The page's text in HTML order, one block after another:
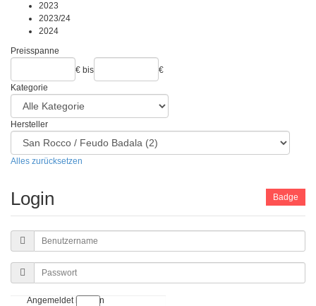
2023
2023/24
2024
Preisspanne
€ bis
€
Kategorie
Hersteller
Alles zurücksetzen
Login
Benutzername
Passwort
Angemeldet bleiben
Badge